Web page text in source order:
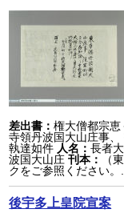
差出書：権大僧都宗恵
寺領丹波国大山庄事、
執達如件 人名：長者
波国大山庄 刊本：
（
クをご参照ください。...
後宇多上皇院宣案